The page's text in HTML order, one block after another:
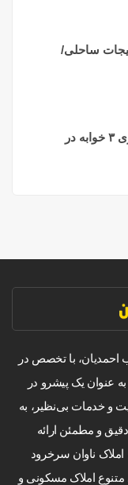
ساحلی/
فروش آپارتمان ۱۴۵ متری ۳ خوابه در
احمدیان، با تخصص در
عنوان یک پیشرو در
و خدمات بی‌نظیر، به
و مطمئن ارائه
ناوان سرخرود
متنوع املاک مسکونی و